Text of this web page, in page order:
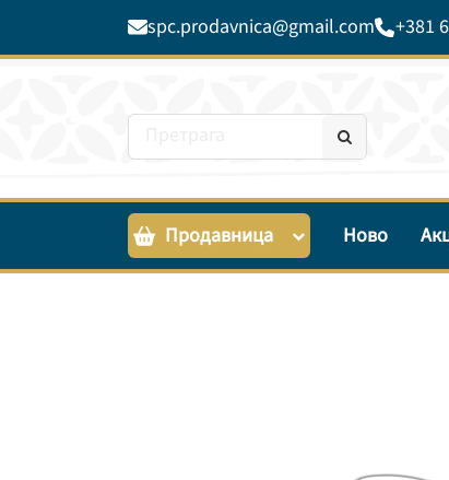
spc.prodavnica@gmail.com +381
Продавница Ново